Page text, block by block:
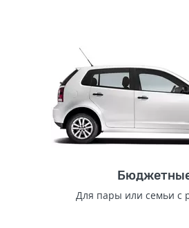
Для пары или семьи с